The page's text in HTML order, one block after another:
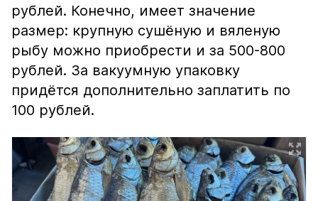
рублей. Конечно, имеет значение
размер: крупную сушёную и вяленую
рыбу можно приобрести и за 500-800
рублей. За вакуумную упаковку
придётся дополнительно заплатить по
100 рублей.